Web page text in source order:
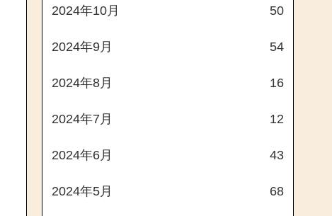
2024年10月 50
2024年9月 54
2024年8月 16
2024年7月 12
2024年6月 43
2024年5月 68